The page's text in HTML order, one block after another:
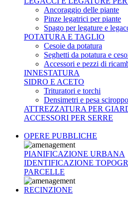
Ancoraggio delle piante
Pinze legatrici per piante
Spago per legature e
POTATURA E TAGLIO
Cesoie da potatura
Seghetti da potatura e
Accessori e pezzi di
INNESTATURA
SIDRO E ACETO
Trituratori e torchi
Densimetri e pesa sciroppo
ATTREZZATURA PER
ACCESSORI PER SERRE
OPERE PUBBLICHE
PIANIFICAZIONE URBANA
IDENTIFICAZIONE
PARCELLE
RECINZIONE